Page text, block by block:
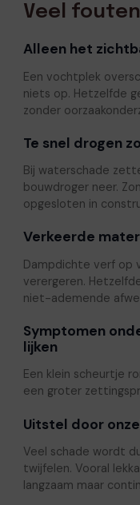
Veel
Alleen het
Een vochtplek
niets op. Hetzelfde
zonder
Te snel drogen
Bij waterschade
bouwdroger neer.
opgesloten in
Verkeerde
Dampdichte verf op
verergeren.
niet-ademende
Symptomen
lijken
Een klein scheurtje
een groter
Uitstel door
Veel schade wordt
twijfelen. Vooral
langzaam maar